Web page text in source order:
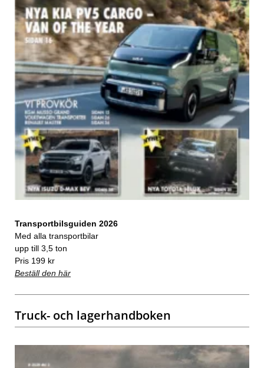
Transportbilsguiden 2026
Med alla transportbilar
upp till 3,5 ton
Pris 199 kr
Beställ den här
Truck- och lagerhandboken